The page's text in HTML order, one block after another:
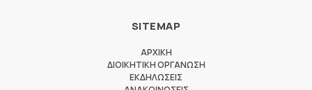
SITEMAP
ΑΡΧΙΚΗ
ΔΙΟΙΚΗΤΙΚΗ ΟΡΓΑΝΩΣΗ
ΕΚΔΗΛΩΣΕΙΣ